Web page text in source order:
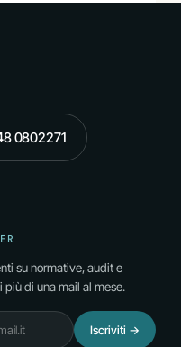
0802271
su normative, audit e
più di una mail al mese.
Iscriviti →